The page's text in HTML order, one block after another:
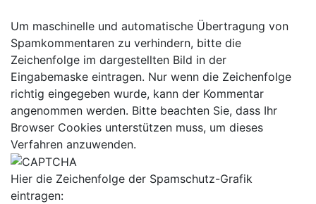
Um maschinelle und automatische Übertragung von
Spamkommentaren zu verhindern, bitte die
Zeichenfolge im dargestellten Bild in der
Eingabemaske eintragen. Nur wenn die Zeichenfolge
richtig eingegeben wurde, kann der Kommentar
angenommen werden. Bitte beachten Sie, dass Ihr
Browser Cookies unterstützen muss, um dieses
Verfahren anzuwenden.
Hier die Zeichenfolge der Spamschutz-Grafik
eintragen: